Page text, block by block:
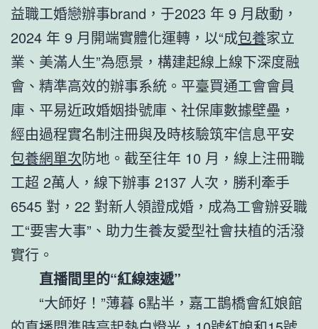
益職工婚戀辦事brand，于2023 年 9 月啟動，
2024 年 9 月開端實體化運轉，以“成包養家立
業、美滿人生”為愿景，構建起線上線下深度融
會、精準高效的辦事系統。平臺買通工會會員
庫、平易近政婚姻掛號庫、社保庫數據壁壘，
經由過程實名制注冊與及時核驗筑牢信息平安
包養網單次防地。截至往年 10 月，線上注冊職
工超 2萬人，線下辦事 2137 人次，勝利牽手
6545 對，22 對新人領證成婚，成為工會辦妥職
工“要害大事”、助力生養友愛型社會扶植的活潑
實行。
直播間里的“紅線速遞”
“大師好！”薄暮 6點半，嘉工鵲橋會紅娘館